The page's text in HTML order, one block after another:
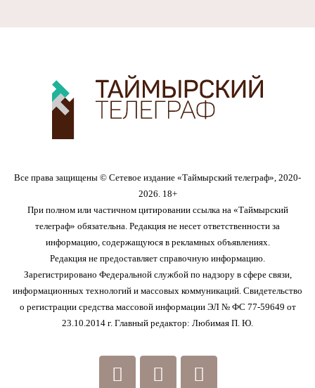
Все права защищены © Сетевое издание «Таймырский телеграф», 2020-
2026. 18+
При полном или частичном цитировании ссылка на «Таймырский
телеграф» обязательна. Редакция не несет ответственности за
информацию, содержащуюся в рекламных объявлениях.
Редакция не предоставляет справочную информацию.
Зарегистрировано Федеральной службой по надзору в сфере связи,
информационных технологий и массовых коммуникаций. Свидетельство
о регистрации средства массовой информации ЭЛ № ФС 77-59649 от
23.10.2014 г. Главный редактор: Любимая П. Ю.